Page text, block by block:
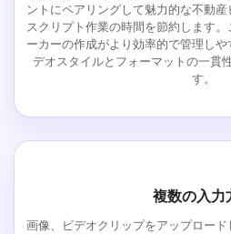
ントにペアリングして魅力的な不動
スクリプト作業の時間を節約します
ーカーの作成がより効率的で管理し
デオスタイルとフォーマットの一貫
す。
複数の入力
画像、ビデオクリップをアップロー